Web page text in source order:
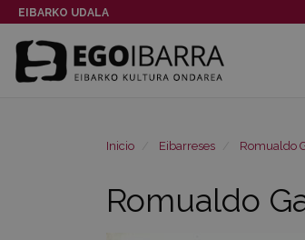
EIBARKO UDALA
Inicio Eibarreses Romualdo
Romualdo